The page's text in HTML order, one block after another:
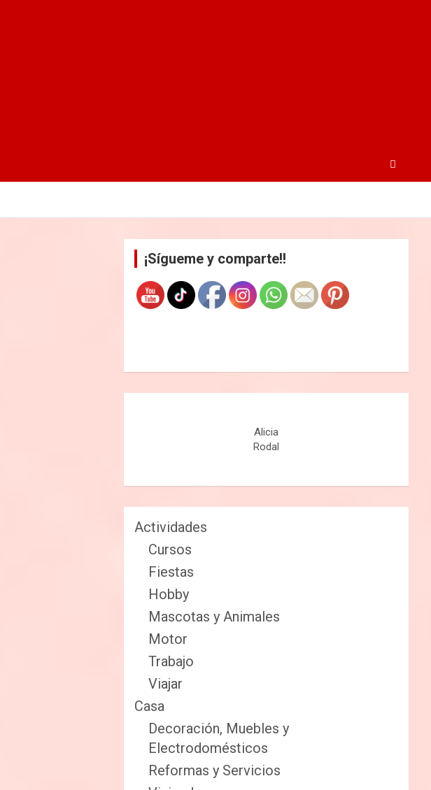
¡Sígueme y comparte!!
Alicia
Rodal
Actividades
Cursos
Fiestas
Hobby
Mascotas y Animales
Motor
Trabajo
Viajar
Casa
Decoración, Muebles y
Electrodomésticos
Reformas y Servicios